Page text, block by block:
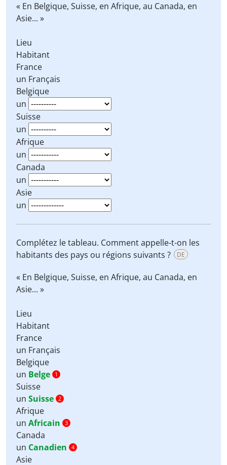
« En Belgique, Suisse, en Afrique, au Canada, en
Asie... »
Lieu
Habitant
France
un Français
Belgique
un
Suisse
un
Afrique
un
Canada
un
Asie
un
Complétez le tableau. Comment appelle-t-on les
habitants des pays ou régions suivants ?
DE
« En Belgique, Suisse, en Afrique, au Canada, en
Asie... »
Lieu
Habitant
France
un Français
Belgique
un Belge 1
Suisse
un Suisse 2
Afrique
un Africain 3
Canada
un Canadien 4
Asie